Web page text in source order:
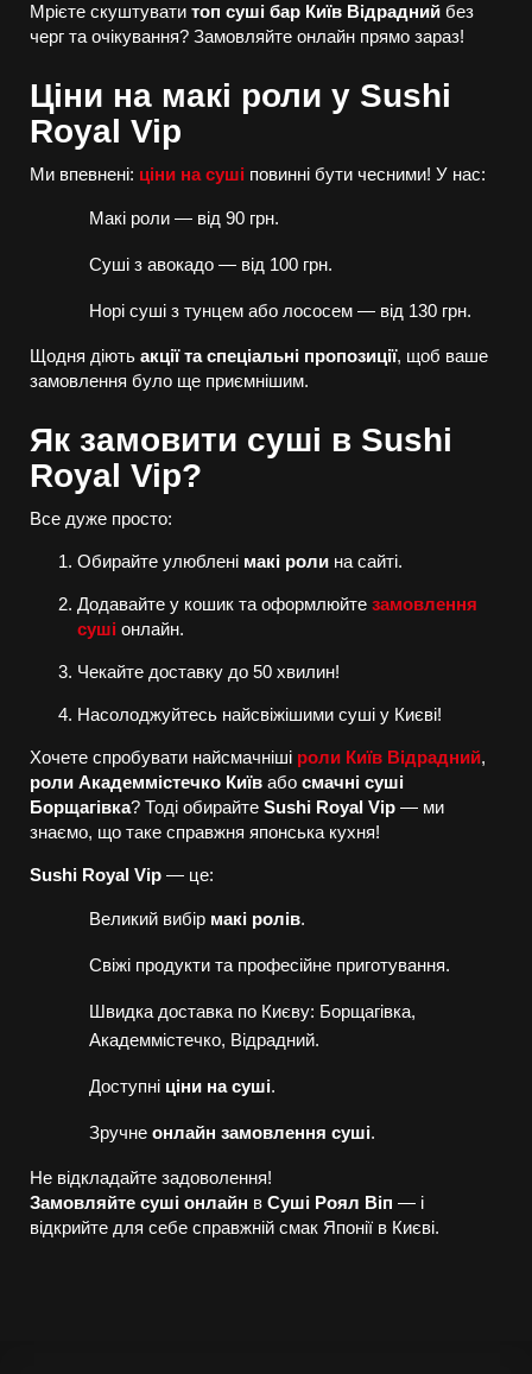
Мрієте скуштувати топ суші бар Київ Відрадний без
черг та очікування? Замовляйте онлайн прямо зараз!
Ціни на макі роли у Sushi
Royal Vip
Ми впевнені: ціни на суші повинні бути чесними! У нас:
Макі роли — від 90 грн.
Суші з авокадо — від 100 грн.
Норі суші з тунцем або лососем — від 130 грн.
Щодня діють акції та спеціальні пропозиції, щоб ваше
замовлення було ще приємнішим.
Як замовити суші в Sushi
Royal Vip?
Все дуже просто:
Обирайте улюблені макі роли на сайті.
Додавайте у кошик та оформлюйте замовлення
суші онлайн.
Чекайте доставку до 50 хвилин!
Насолоджуйтесь найсвіжішими суші у Києві!
Хочете спробувати найсмачніші роли Київ Відрадний,
роли Академмістечко Київ або смачні суші
Борщагівка? Тоді обирайте Sushi Royal Vip — ми
знаємо, що таке справжня японська кухня!
Sushi Royal Vip — це:
Великий вибір макі ролів.
Свіжі продукти та професійне приготування.
Швидка доставка по Києву: Борщагівка,
Академмістечко, Відрадний.
Доступні ціни на суші.
Зручне онлайн замовлення суші.
Не відкладайте задоволення!
Замовляйте суші онлайн в Суші Роял Віп — і
відкрийте для себе справжній смак Японії в Києві.